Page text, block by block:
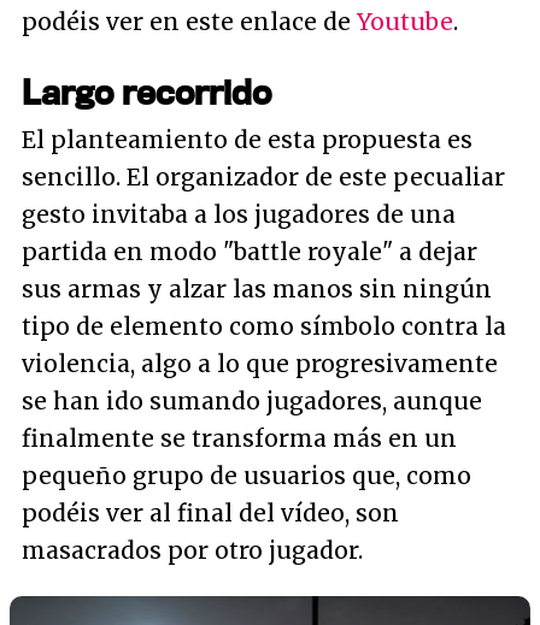
podéis ver en este enlace de Youtube.
Largo recorrido
El planteamiento de esta propuesta es
sencillo. El organizador de este pecualiar
gesto invitaba a los jugadores de una
partida en modo "battle royale" a dejar
sus armas y alzar las manos sin ningún
tipo de elemento como símbolo contra la
violencia, algo a lo que progresivamente
se han ido sumando jugadores, aunque
finalmente se transforma más en un
pequeño grupo de usuarios que, como
podéis ver al final del vídeo, son
masacrados por otro jugador.